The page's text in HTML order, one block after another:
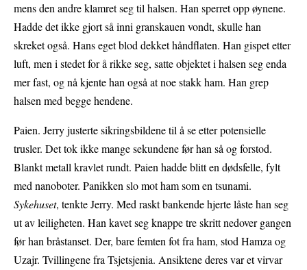
mens den andre klamret seg til halsen. Han sperret opp øynene.
Hadde det ikke gjort så inni granskauen vondt, skulle han
skreket også. Hans eget blod dekket håndflaten. Han gispet etter
luft, men i stedet for å rikke seg, satte objektet i halsen seg enda
mer fast, og nå kjente han også at noe stakk ham. Han grep
halsen med begge hendene.
Paien. Jerry justerte sikringsbildene til å se etter potensielle
trusler. Det tok ikke mange sekundene før han så og forstod.
Blankt metall kravlet rundt. Paien hadde blitt en dødsfelle, fylt
med nanoboter. Panikken slo mot ham som en tsunami.
Sykehuset, tenkte Jerry. Med raskt bankende hjerte låste han seg
ut av leiligheten. Han kavet seg knappe tre skritt nedover gangen
før han bråstanset. Der, bare femten fot fra ham, stod Hamza og
Uzajr. Tvillingene fra Tsjetsjenia. Ansiktene deres var et virvar